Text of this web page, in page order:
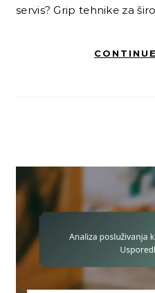
servis? Grip tehnike za